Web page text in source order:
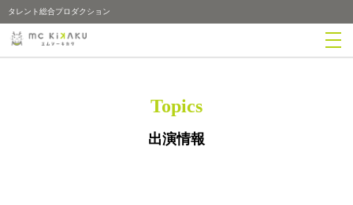
タレント総合プロダクション
Topics
出演情報